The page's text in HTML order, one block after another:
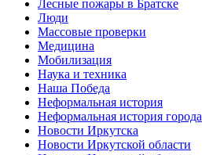
Лесные пожары в Братске
Люди
Массовые проверки
Медицина
Мобилизация
Наука и техника
Наша Победа
Неформальная история
Неформальная история города
Новости Иркутска
Новости Иркутской области